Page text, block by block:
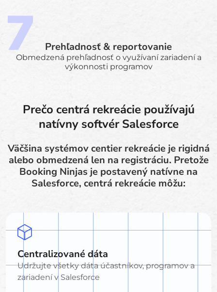
Prehľadnosť & reportovanie
Obmedzená prehľadnosť o využívaní zariadení a
výkonnosti programov
Prečo centrá rekreácie používajú
natívny softvér Salesforce
Väčšina systémov centier rekreácie je rigidná
alebo obmedzená len na registráciu. Pretože
Booking Ninjas je postavený natívne na
Salesforce, centrá rekreácie môžu:
Centralizované dáta
Udržujte všetky dáta účastníkov, programov a
zariadení v Salesforce